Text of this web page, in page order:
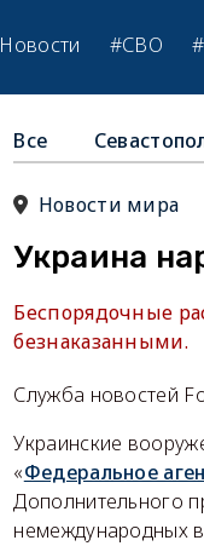
Новости #СВО
Все
Новости мира
Украина
Беспорядочные
безнаказанными.
Служба новостей
Украинские
«Федеральное
Дополнительного
немеждународных